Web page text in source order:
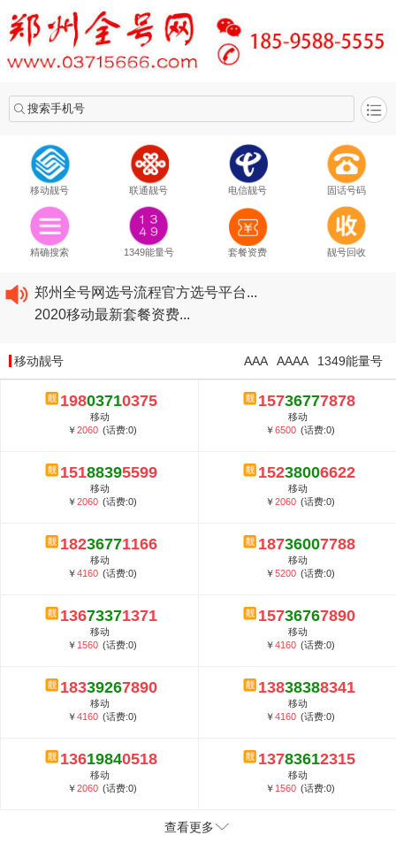
搜索手机号
移动靓号 联通靓号 电信靓号 固话号码
精确搜索 1349能量号 套餐资费 靓号回收
2020​移动最新套餐资费...
2020​联通最新套餐资费...
2020​电信最新套餐资费...
郑州全号网选号流程官方选号平台...
2020​移动最新套餐资费...
2020​电信最新套餐资费...
5G套餐资费贵吗？与国际相比很低会...
郑州全号网选号流程官方选号平台...
移动靓号 1349能量号
AAAA
AAA
19803710375
移动
￥2060 (话费:0)
15736777878
移动
￥6500 (话费:0)
15188395599
移动
￥2060 (话费:0)
15238006622
移动
￥2060 (话费:0)
18236771166
移动
￥4160 (话费:0)
18736007788
移动
￥5200 (话费:0)
13673371371
移动
￥ 1560 (话费:0)
15736767890
移动
￥4160 (话费:0)
18339267890
移动
￥4160 (话费:0)
13838388341
移动
￥4160 (话费:0)
13619840518
移动
￥2060 (话费:0)
13783612315
移动
￥ 1560 (话费:0)
查看更多